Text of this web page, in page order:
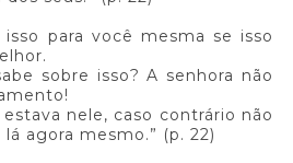
para você mesma se isso
sobre isso? A senhora não
nele, caso contrário não
agora mesmo.” (p. 22)